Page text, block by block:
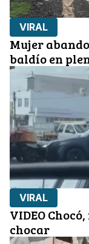
VIRAL
Mujer
baldío en
VIRAL
VIDEO
chocar